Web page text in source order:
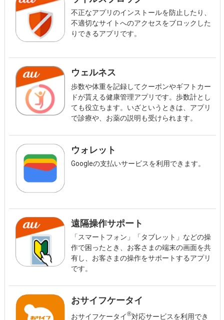
不正なアプリのインストールを防止したり、
不適切なサイトへのアクセスをブロックした
りできるアプリです。
ウェルネス
歩数や体重を記録してクーポンやギフトカー
ドが貰える健康管理アプリです。歩数計とし
ても役立ちます。いざというときは、アプリ
で診療や、お薬の説明も受けられます。
ウォレット
Googleの支払いサービスを利用できます。
遠隔操作サポート
「スマートフォン」「タブレット」などの操
作で困ったとき、お客さまの端末の画面を共
有し、お客さまの操作をサポートするアプリ
です。
おサイフケータイ
おサイフケータイ®対応サービスを利用でき